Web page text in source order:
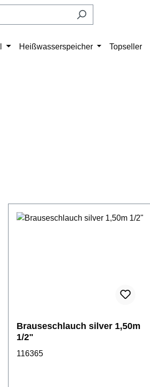
Heißwasserspeicher Topseller
Brauseschlauch silver 1,50m
1/2"
116365